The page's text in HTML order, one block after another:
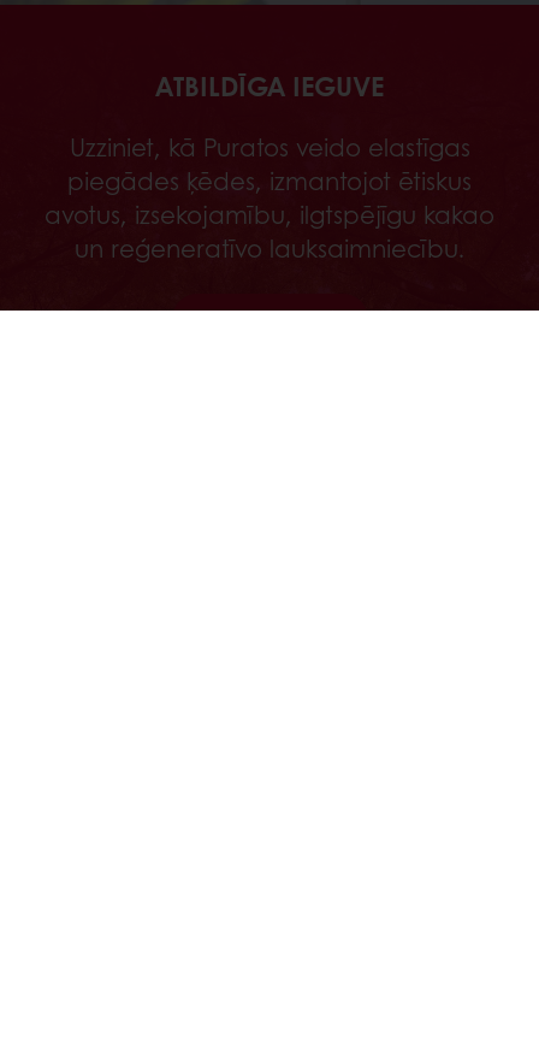
ATBILDĪGA IEGUVE
Uzziniet, kā Puratos veido elastīgas
piegādes ķēdes, izmantojot ētiskus
avotus, izsekojamību, ilgtspējīgu kakao
un reģeneratīvo lauksaimniecību.
Atklājiet